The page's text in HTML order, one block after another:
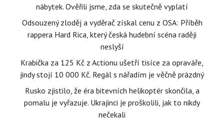
nábytek. Ověřili jsme, zda se skutečně vyplatí
Odsouzený zloděj a vyděrač získal cenu z OSA: Příběh
rappera Hard Rica, který česká hudební scéna raději
neslyší
Krabička za 125 Kč z Actionu ušetří tisíce za opraváře,
jindy stojí 10 000 Kč. Regál s nářadím je věčně prázdný
Rusko zjistilo, že éra bitevních helikoptér skončila, a
pomalu je vyřazuje. Ukrajinci je proškolili, jak to nikdy
nečekali